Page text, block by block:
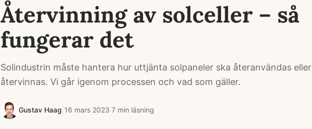
Återvinning av solceller – så
fungerar det
Solindustrin måste hantera hur uttjänta solpaneler ska återanvändas eller
återvinnas. Vi går igenom processen och vad som gäller.
Gustav Haag 16 mars 2023·7 min läsning